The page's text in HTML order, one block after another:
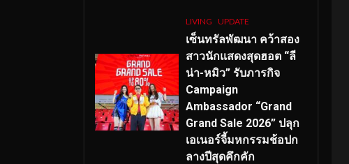
LIVING UPDATE
เซ็นทรัลพัฒนา คว้าสอง
สาวนักแสดงสุดฮอต “ลี
น่า-หมิว” รับภารกิจ
Campaign
Ambassador “Grand
Grand Sale 2026” ปลุก
เอเนอร์จี้มหกรรมช้อปก
ลางปีสุดคึกคัก